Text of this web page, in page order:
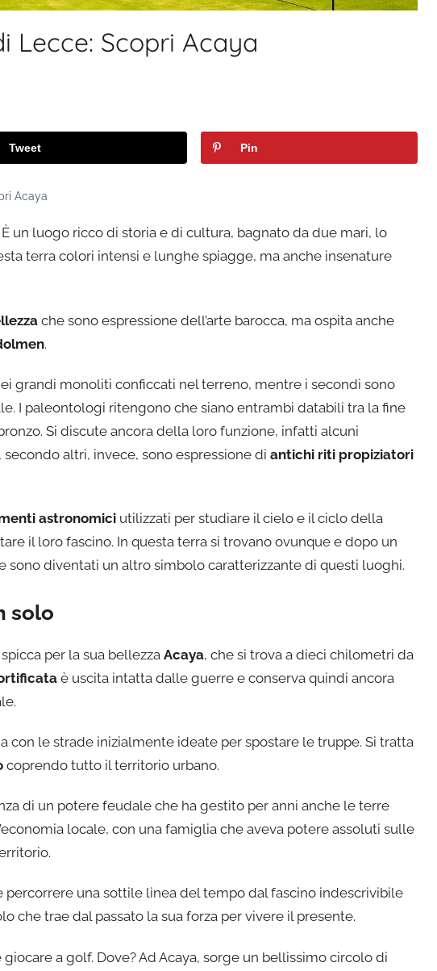
Lecce: Scopri Acaya
Tweet Pin
Acaya
È un luogo ricco di storia e di cultura, bagnato da due mari, lo
terra colori intensi e lunghe spiagge, ma anche insenature
che sono espressione dell’arte barocca, ma ospita anche
.
grandi monoliti conficcati nel terreno, mentre i secondi sono
I paleontologi ritengono che siano entrambi databili tra la fine
Si discute ancora della loro funzione, infatti alcuni
altri, invece, sono espressione di antichi riti propiziatori
astronomici utilizzati per studiare il cielo e il ciclo della
il loro fascino. In questa terra si trovano ovunque e dopo un
sono diventati un altro simbolo caratterizzante di questi luoghi.
solo
per la sua bellezza Acaya, che si trova a dieci chilometri da
è uscita intatta dalle guerre e conserva quindi ancora
con le strade inizialmente ideate per spostare le truppe. Si tratta
coprendo tutto il territorio urbano.
di un potere feudale che ha gestito per anni anche le terre
locale, con una famiglia che aveva potere assoluti sulle
percorrere una sottile linea del tempo dal fascino indescrivibile
che trae dal passato la sua forza per vivere il presente.
a golf. Dove? Ad Acaya, sorge un bellissimo circolo di